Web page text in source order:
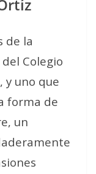
de la
Colegio
y uno que
forma de
un